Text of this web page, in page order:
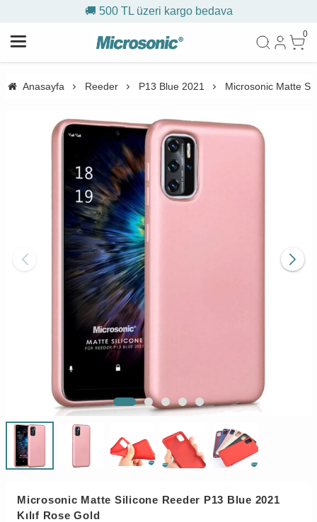
🚚 500 TL üzeri kargo bedava
0
Anasayfa Reeder P13 Blue 2021 Microsonic Matte
Microsonic Matte Silicone Reeder P13 Blue 2021
Kılıf Rose Gold